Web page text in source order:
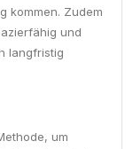
kommen. Zudem
und
langfristig
um